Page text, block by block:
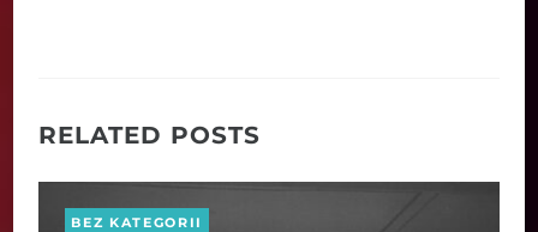
RELATED POSTS
BEZ KATEGORII